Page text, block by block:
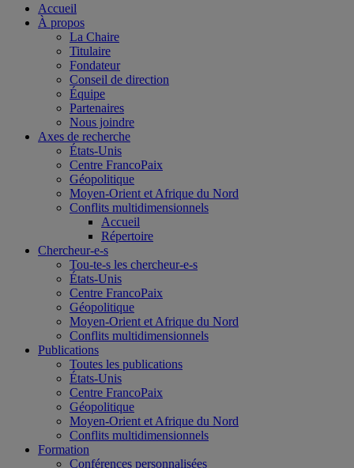
Accueil
À propos
La Chaire
Titulaire
Fondateur
Conseil de direction
Équipe
Partenaires
Nous joindre
Axes de recherche
États-Unis
Centre FrancoPaix
Géopolitique
Moyen-Orient et Afrique du Nord
Conflits multidimensionnels
Accueil
Répertoire
Chercheur-e-s
Tou-te-s les chercheur-e-s
États-Unis
Centre FrancoPaix
Géopolitique
Moyen-Orient et Afrique du Nord
Conflits multidimensionnels
Publications
Toutes les publications
États-Unis
Centre FrancoPaix
Géopolitique
Moyen-Orient et Afrique du Nord
Conflits multidimensionnels
Formation
Conférences personnalisées